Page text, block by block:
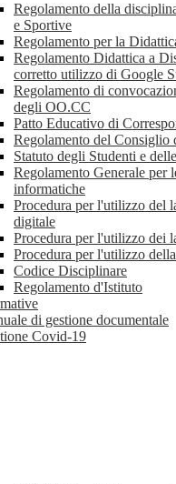
Regolamento della
e Sportive
Regolamento per la
Regolamento Didattica a
corretto utilizzo di Google
Regolamento di
degli OO.CC
Patto Educativo di
Regolamento del Consiglio
Statuto degli Studenti e
Regolamento Generale per
informatiche
Procedura per l'utilizzo del
digitale
Procedura per l'utilizzo dei
Procedura per l'utilizzo
Codice Disciplinare
Regolamento d'Istituto
di gestione documentale
Covid-19